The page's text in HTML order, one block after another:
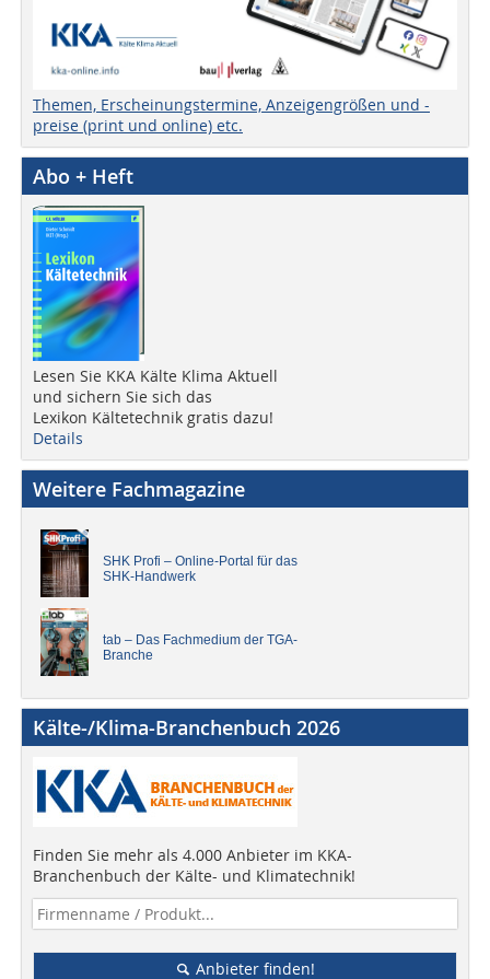
Themen, Erscheinungstermine, Anzeigengrößen und -
preise (print und online) etc.
Abo + Heft
Lesen Sie KKA Kälte Klima Aktuell
und sichern Sie sich das
Lexikon Kältetechnik gratis dazu!
Details
Weitere Fachmagazine
SHK Profi – Online-Portal für das
SHK-Handwerk
tab – Das Fachmedium der TGA-
Branche
Kälte-/Klima-Branchenbuch 2026
Finden Sie mehr als 4.000 Anbieter im KKA-
Branchenbuch der Kälte- und Klimatechnik!
Anbieter finden!